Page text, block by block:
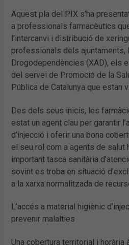
Aquest pla del PIX s’ha
a professionals farmacèutics
l’intercanvi i distribució de
professionals dels ajuntaments,
Drogodependències (XAD), els
del servei de Promoció de la
Pública de Catalunya que estan
Des dels seus inicis, les
estat un agent clau per garantir
d’injecció i oferir una bona
el seu rol com a agents de salut
important tasca sanitària
sovint es troba en situació
a la xarxa normalitzada de
L’accés a material higiènic
prevenir malalties
Una cobertura territorial i horària